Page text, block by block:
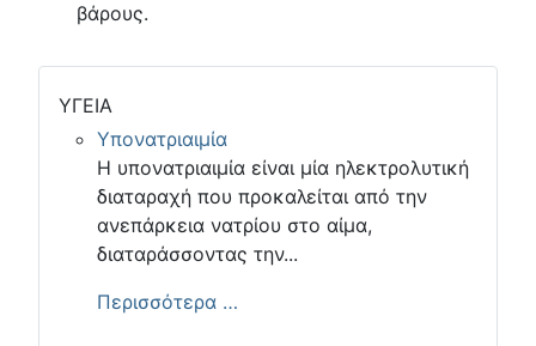
βάρους.
ΥΓΕΙΑ
Υπονατριαιμία
Η υπονατριαιμία είναι μία ηλεκτρολυτική
διαταραχή που προκαλείται από την
ανεπάρκεια νατρίου στο αίμα,
διαταράσσοντας την...
Περισσότερα …